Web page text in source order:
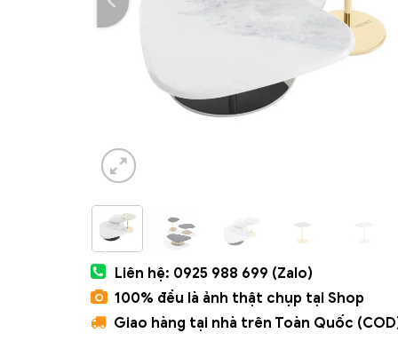
Liên hệ: 0925 988 699 (Zalo)
100% đều là ảnh thật chụp tại Shop
Giao hàng tại nhà trên Toàn Quốc